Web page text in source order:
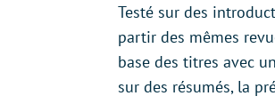
Testé sur des
partir des mêmes
base des titres avec
sur des résumés, la